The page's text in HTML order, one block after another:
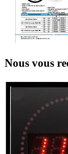
Nous vous